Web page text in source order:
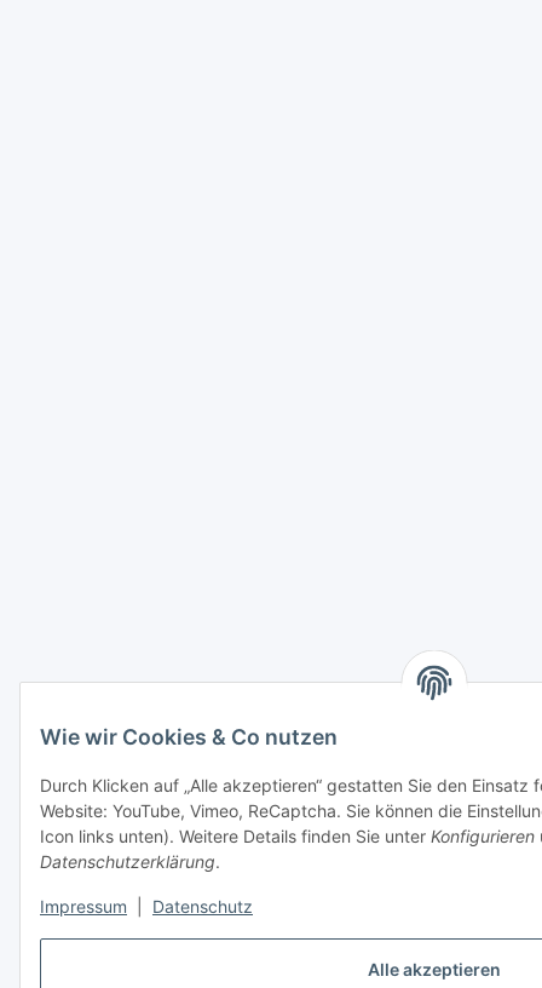
Alle akzeptieren
Wie wir Cookies & Co nutzen
Durch Klicken auf „Alle akzeptieren“ gestatten Sie den Einsatz
Website: YouTube, Vimeo, ReCaptcha. Sie können die
Icon links unten). Weitere Details finden Sie unter Konfigurieren
Datenschutzerklärung.
Impressum Datenschutz